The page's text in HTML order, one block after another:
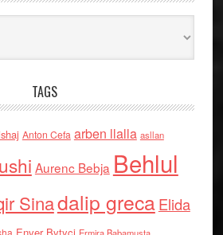
TAGS
Anton Cefa arben llalla asllan
Aurenc Bebja Behlul
Sinadalip grecaElida